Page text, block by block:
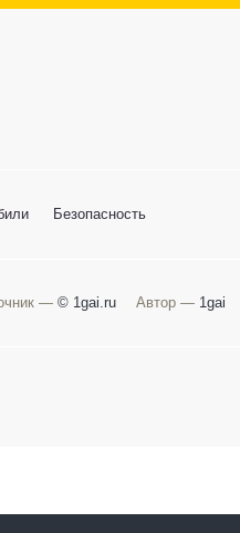
Безопасность
— © 1gai.ru Автор — 1gai